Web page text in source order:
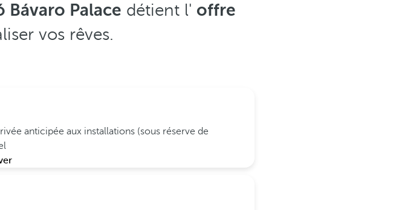
Bávaro Palace détient l' offre
vos rêves.
anticipée aux installations (sous réserve de